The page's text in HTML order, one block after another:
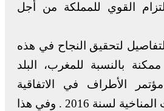
القوي للمملكة من أجل
لتحقيق النجاح في هذه
بالنسبة للمغرب، البلد
الأطراف في الاتفاقية
الإطار حول التغيرات المناخية لسنة 2016 . وفي هذا